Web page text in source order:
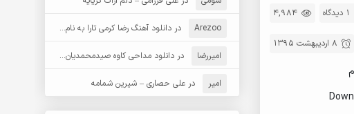
4,984 1 دیدگاه
8 اردیبهشت 1395
Arezoo دردانلود آهنگ رضا کرمی تارا به نام قمار
امیررضا دردانلود مداحی کاوه صیدمحمدیان به نام سردار باوفا
امیر درعلی حصاری – شیرین شمامه